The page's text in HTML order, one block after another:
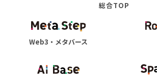
総合TOP
Web3・メタバース